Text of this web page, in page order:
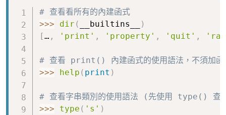
# 查看看所有的內建函式
>>> dir ( __builtins__
)
[… , 'print' , 'property' , 'quit' ,
# 查看 print() 內建函式的使用語法，不須加
>>> help ( print )
# 查看字串類別的使用語法 (先使用 type() 查
>>> type ( 's' )